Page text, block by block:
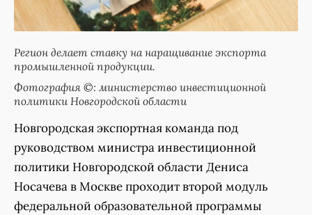
Регион делает ставку на наращивание экспорта
промышленной продукции.
Фотография ©: министерство инвестиционной
политики Новгородской области
Новгородская экспортная команда под
руководством министра инвестиционной
политики Новгородской области Дениса
Носачева в Москве проходит второй модуль
федеральной образовательной программы